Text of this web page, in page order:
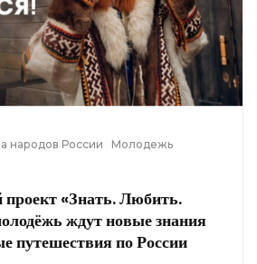
народов России
Молодежь
проект «Знать. Любить.
ждут новые знания
путешествия по России